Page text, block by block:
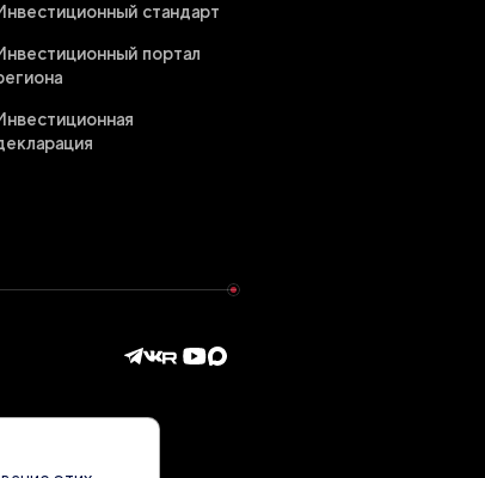
стандарт
портал